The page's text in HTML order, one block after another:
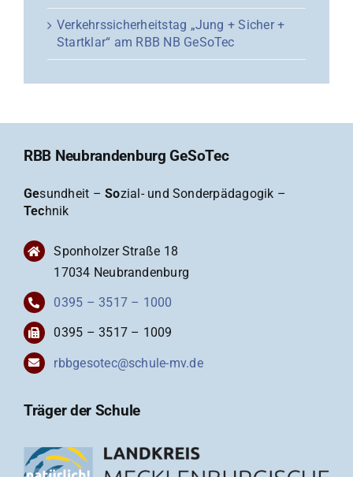
Verkehrssicherheitstag „Jung + Sicher +
Startklar“ am RBB NB GeSoTec
RBB Neubrandenburg GeSoTec
Gesundheit –Sozial- und Sonderpädagogik –
Technik
Sponholzer Straße 18
17034 Neubrandenburg
0395 – 3517 – 1000
0395 – 3517 – 1009
rbbgesotec@schule-mv.de
Träger der Schule